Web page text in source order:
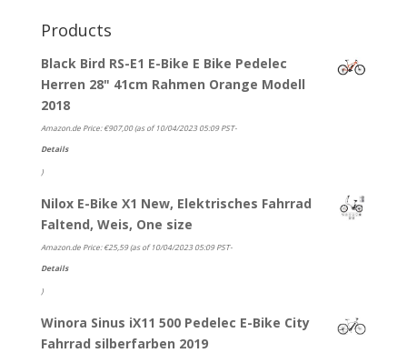
Products
Black Bird RS-E1 E-Bike E Bike Pedelec
Herren 28" 41cm Rahmen Orange Modell
2018
Amazon.de Price:€907,00(as of 10/04/2023 05:09 PST-
Details
)
Nilox E-Bike X1 New, Elektrisches Fahrrad
Faltend, Weis, One size
Amazon.de Price:€25,59(as of 10/04/2023 05:09 PST-
Details
)
Winora Sinus iX11 500 Pedelec E-Bike City
Fahrrad silberfarben 2019